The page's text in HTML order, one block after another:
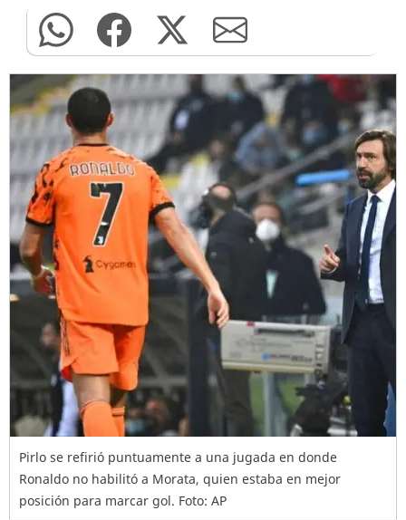
Pirlo se refirió puntuamente a una jugada en donde
Ronaldo no habilitó a Morata, quien estaba en mejor
posición para marcar gol. Foto: AP